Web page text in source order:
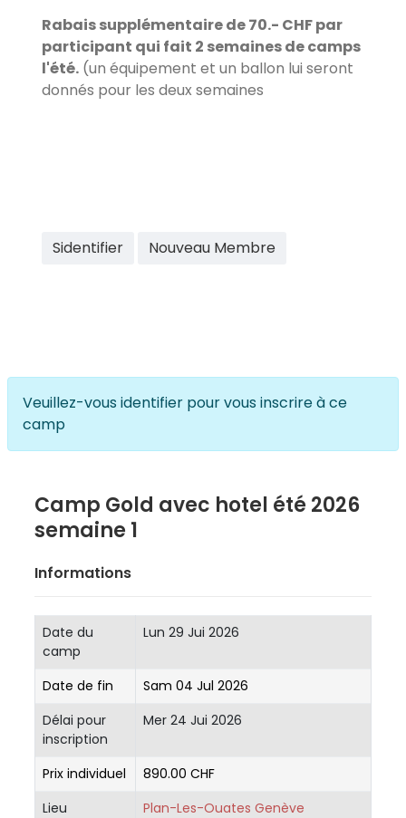
Rabais supplémentaire de 70.- CHF par
participant qui fait 2 semaines de camps
l'été. (un équipement et un ballon lui seront
donnés pour les deux semaines
Sidentifier Nouveau Membre
Veuillez-vous identifier pour vous inscrire à ce
camp
Camp Gold avec hotel été 2026
semaine 1
Informations
Date du
camp
Lun 29 Jui 2026
Date de fin
Sam 04 Jul 2026
Délai pour
inscription
Mer 24 Jui 2026
Prix individuel
890.00 CHF
Lieu
Plan-Les-Ouates Genève